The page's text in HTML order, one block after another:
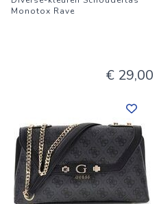
Monotox Rave
€ 29,00